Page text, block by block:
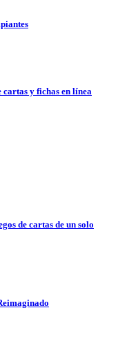
y fichas en línea
de cartas de un solo